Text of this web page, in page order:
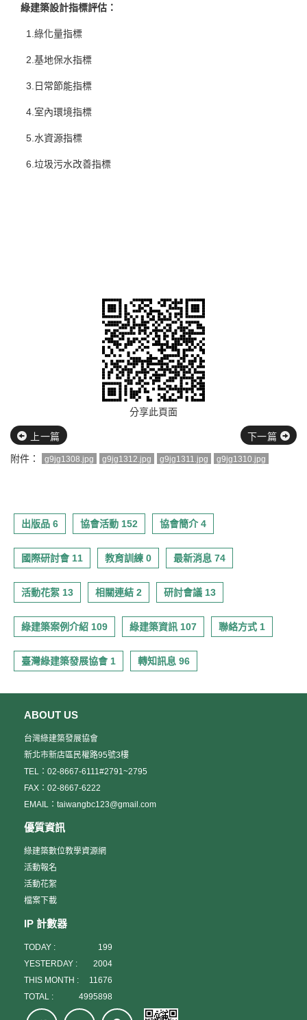
綠建築設計指標評估：
1.綠化量指標
2.基地保水指標
3.日常節能指標
4.室內環境指標
5.水資源指標
6.垃圾污水改善指標
分享此頁面
上一篇
下一篇
附件：
g9jg1308.jpg g9jg1312.jpg g9jg1311.jpg g9jg1310.jpg
出版品 6 協會活動 152 協會簡介 4
國際研討會 11 教育訓練 0 最新消息 74
活動花絮 13 相關連結 2 研討會議 13
綠建築案例介紹 109 綠建築資訊 107 聯絡方式 1
臺灣綠建築發展協會 1 轉知訊息 96
ABOUT US
台灣綠建築發展協會
新北市新店區民權路95號3樓
TEL：02-8667-6111#2791~2795
FAX：02-8667-6222
EMAIL：taiwangbc123@gmail.com
優質資訊
綠建築數位教學資源網
活動報名
活動花絮
檔案下載
IP 計數器
TODAY :
199
YESTERDAY :
2004
THIS MONTH :
11676
TOTAL :
4995898